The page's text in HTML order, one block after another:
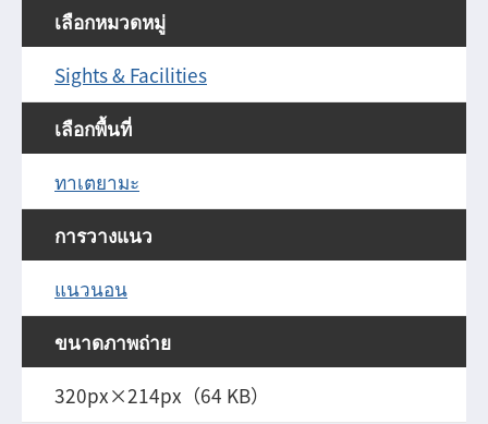
เลือกหมวดหมู่
Sights & Facilities
เลือกพื้นที่
ทาเตยามะ
การวางแนว
แนวนอน
ขนาดภาพถ่าย
320px×214px（64 KB）